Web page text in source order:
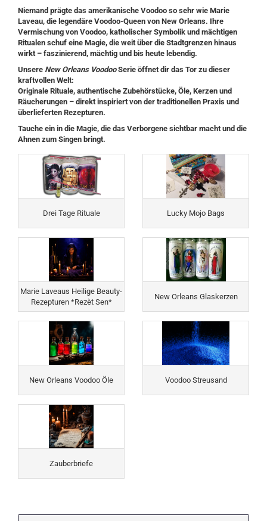
Niemand prägte das amerikanische Voodoo so sehr wie Marie
Laveau, die legendäre Voodoo-Queen von New Orleans. Ihre
Vermischung von Voodoo, katholischer Symbolik und mächtigen
Ritualen schuf eine Magie, die weit über die Stadtgrenzen hinaus
wirkt – faszinierend, mächtig und bis heute lebendig.
Unsere New Orleans VoodooSerie öffnet dir das Tor zu dieser
kraftvollen Welt:
Originale Rituale, authentische Zubehörstücke, Öle, Kerzen und
Räucherungen – direkt inspiriert von der traditionellen Praxis und
überlieferten Rezepturen.
Tauche ein in die Magie, die das Verborgene sichtbar macht und die
Ahnen zum Singen bringt.
Drei Tage Rituale Lucky Mojo Bags
Marie Laveaus Heilige Beauty-
Rezepturen *Rezèt Sen*
New Orleans Glaskerzen
New Orleans Voodoo Öle Voodoo Streusand
Zauberbriefe